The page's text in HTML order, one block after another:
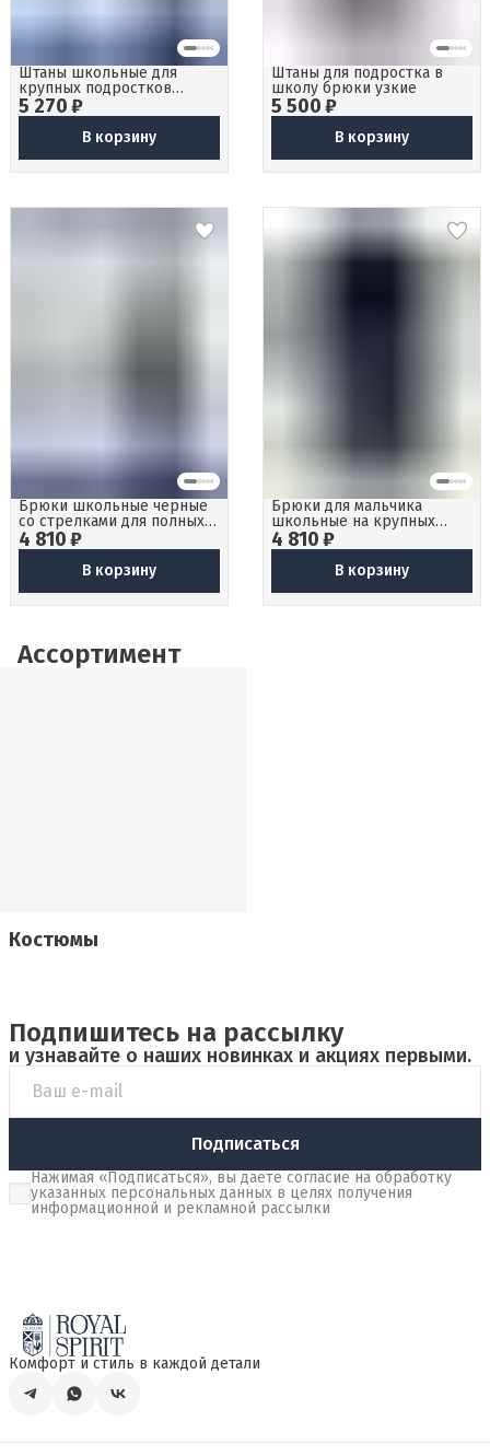
5 270 ₽
Штаны школьные для
крупных подростков
классика
В корзину
5 500 ₽
Штаны для подростка в
школу брюки узкие
В корзину
4 810 ₽
Брюки школьные черные
со стрелками для полных
детей
В корзину
4 810 ₽
Брюки для мальчика
школьные на крупных
плотных детей
В корзину
Ассортимент
Костюмы
Подпишитесь на рассылку
и узнавайте о наших новинках и акциях первыми.
Подписаться
Нажимая «Подписаться», вы даете согласие на обработку
указанных персональных данных в целях получения
информационной и рекламной рассылки
Комфорт и стиль в каждой детали